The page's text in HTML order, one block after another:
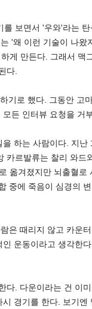
보면서 '우와'라는
'왜 이런 기술이 나왔
게 만든다. 그래서 맥
다.
기로 했다. 그동안 고
든 인터뷰 요청을 거
하는 사람이다. 지난
카르발류는 찰리 와드
옮겨졌지만 뇌출혈로
중에 죽음이 심경의
은 때리지 않고 카운
운동이라고 생각한
다. 다운이라는 건 이
경기를 한다. 보기엔